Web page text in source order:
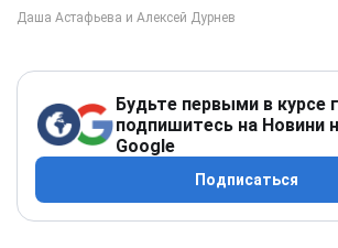
Будьте первыми в курсе
подпишитесь на Новини
Google
Подписаться